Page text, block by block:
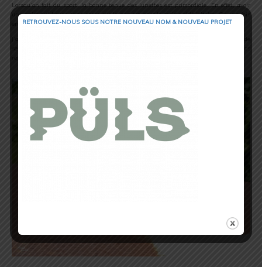
Lorsqu’on fait du sport, la bonne tenue des lunettes est primordiale. En effet, avoir
une paire qui bouge sans cesse sur le nez est pour le moins rédhibitoire. Or une fois
en place, les Radar® EV Path® restent immobiles, peu importe l’activité.
RETROUVEZ-NOUS SOUS NOTRE NOUVEAU NOM & NOUVEAU PROJET